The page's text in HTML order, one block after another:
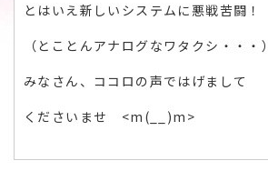
とはいえ新しいシステムに悪戦苦闘！
（とことんアナログなワタクシ・・・）
みなさん、ココロの声ではげまして
くださいませ <m(__)m>